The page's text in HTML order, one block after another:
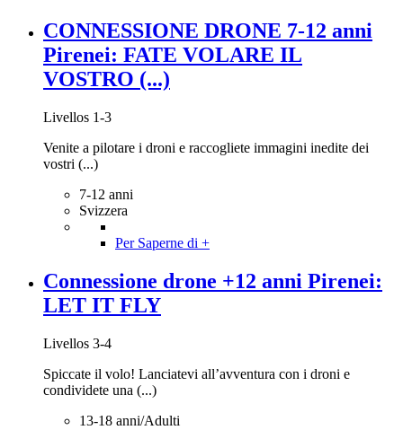
CONNESSIONE DRONE 7-12 anni
Pirenei: FATE VOLARE IL
VOSTRO (...)
Livellos 1-3
Venite a pilotare i droni e raccogliete immagini inedite dei
vostri (...)
7-12 anni
Svizzera
Per Saperne di +
Connessione drone +12 anni Pirenei:
LET IT FLY
Livellos 3-4
Spiccate il volo! Lanciatevi all’avventura con i droni e
condividete una (...)
13-18 anni/Adulti